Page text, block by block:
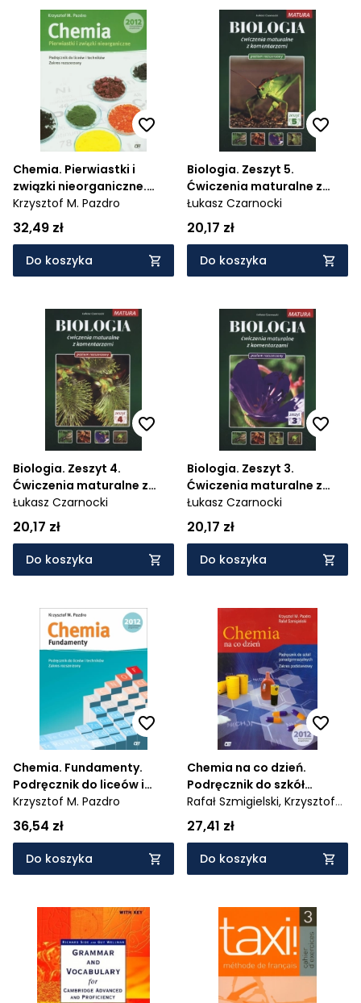
Chemia. Pierwiastki i
związki nieorganiczne.
Podręcznik do liceów i
techników. Zakres
Krzysztof M. Pazdro
32,49 zł
Do koszyka
Biologia. Zeszyt 5.
Ćwiczenia maturalne z
komentarzami. Poziom
rozszerzony
Łukasz Czarnocki
20,17 zł
Do koszyka
Biologia. Zeszyt 4.
Ćwiczenia maturalne z
komentarzami. Poziom
rozszerzony
Łukasz Czarnocki
20,17 zł
Do koszyka
Biologia. Zeszyt 3.
Ćwiczenia maturalne z
komentarzami. Poziom
rozszerzony
Łukasz Czarnocki
20,17 zł
Do koszyka
Chemia. Fundamenty.
Podręcznik do liceów i
techników. Zakres
Krzysztof M. Pazdro
36,54 zł
Do koszyka
Chemia na co dzień.
Podręcznik do szkół
ponadgimnazjalnych.
Zakres podstawowy -
371/2011
Rafał Szmigielski, Krzysztof
M. Pazdro
27,41 zł
Do koszyka